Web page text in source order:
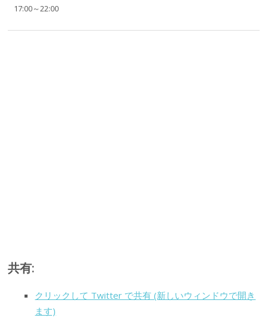
17:00～22:00
共有:
クリックして Twitter で共有 (新しいウィンドウで開き
ます)